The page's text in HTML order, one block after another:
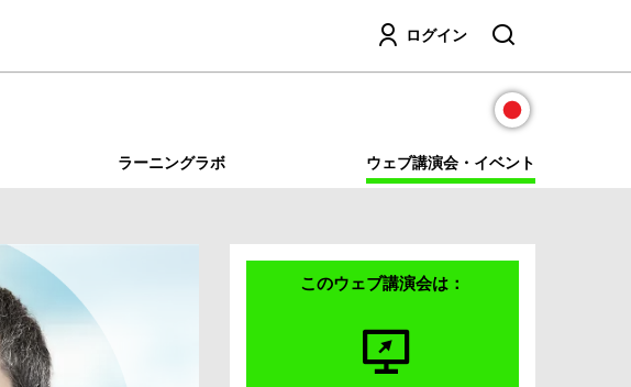
ログイン
検索
ラーニングラボ ウェブ講演会・イベント
このウェブ講演会は：